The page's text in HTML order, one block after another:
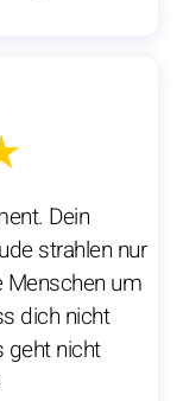
Dein
strahlen nur
Menschen um
dich nicht
geht nicht